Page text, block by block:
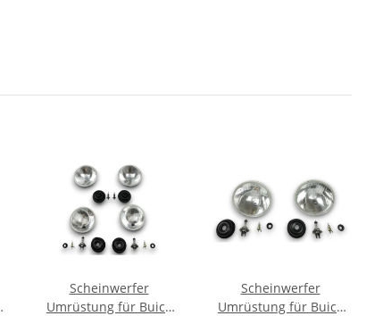
Scheinwerfer
Umrüstung für Buick
Scheinwerfer
Umrüstung für Buick